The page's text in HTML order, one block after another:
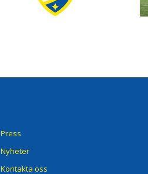
Press
Nyheter
Kontakta oss